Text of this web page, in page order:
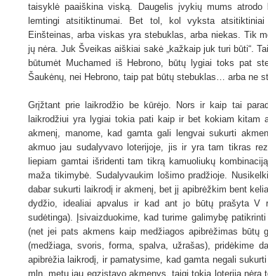
taisyklė paaiškina viską. Daugelis įvykių mums
lemtingi atsitiktinumai. Bet tol, kol vyksta
Einšteinas, arba viskas yra stebuklas, arba niekas. Tik
jų nėra. Juk Šveikas aiškiai sakė „kažkaip juk turi būti“.
būtumėt Muchamed iš Hebrono, būtų lygiai toks pat
Šaukėnų, nei Hebrono, taip pat būtų stebuklas… arba ne
Grįžtant prie laikrodžio be kūrėjo. Nors ir kaip tai
laikrodžiui yra lygiai tokia pati kaip ir bet kokiam kitam
akmenį, manome, kad gamta gali lengvai sukurti
akmuo jau sudalyvavo loterijoje, jis ir yra tam tikras
liepiam gamtai išridenti tam tikrą kamuoliukų
maža tikimybė. Sudalyvaukim lošimo pradžioje.
dabar sukurti laikrodį ir akmenį, bet jį apibrėžkim bent
dydžio, idealiai apvalus ir kad ant jo būtų prašyta V
sudėtinga). Įsivaizduokime, kad turime galimybę
(net jei pats akmens kaip medžiagos apibrėžimas būtų
(medžiaga, svoris, forma, spalva, užrašas), pridėkime
apibrėžia laikrodį, ir pamatysime, kad gamta negali
mln. metų jau egzistavo akmenys, taigi tokia loterija